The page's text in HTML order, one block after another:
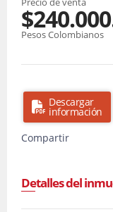
Pesos Colombianos
Descargar
información
Compartir
Detalles del